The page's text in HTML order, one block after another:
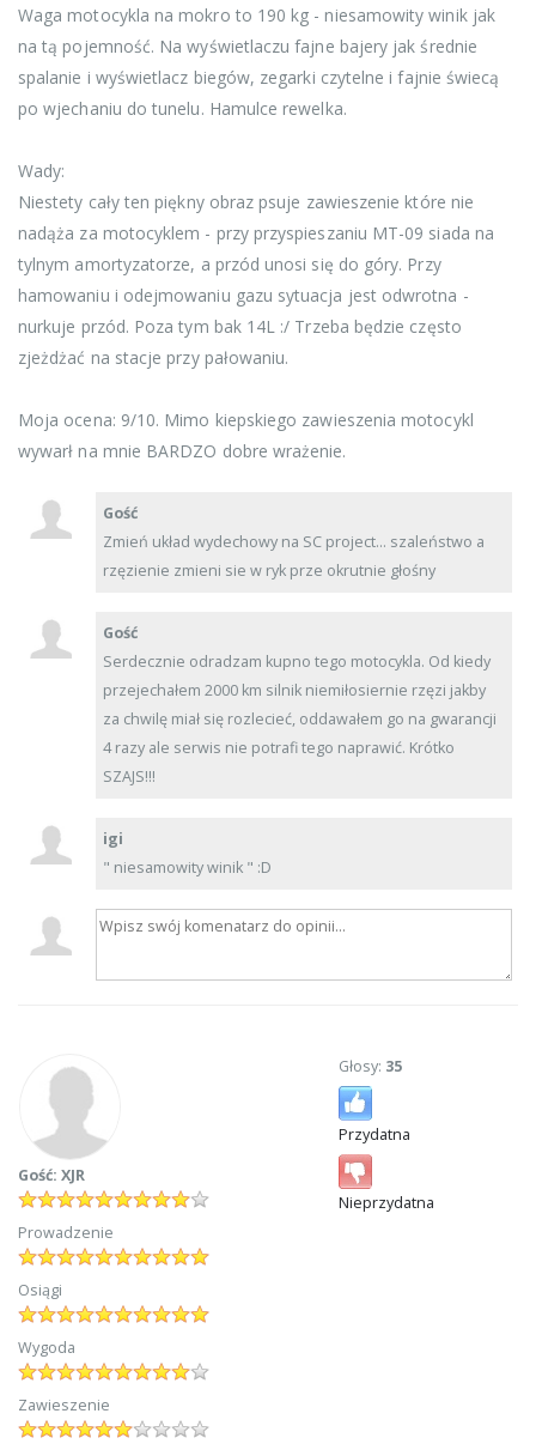
Waga motocykla na mokro to 190 kg - niesamowity winik jak
na tą pojemność. Na wyświetlaczu fajne bajery jak średnie
spalanie i wyświetlacz biegów, zegarki czytelne i fajnie świecą
po wjechaniu do tunelu. Hamulce rewelka.
Wady:
Niestety cały ten piękny obraz psuje zawieszenie które nie
nadąża za motocyklem - przy przyspieszaniu MT-09 siada na
tylnym amortyzatorze, a przód unosi się do góry. Przy
hamowaniu i odejmowaniu gazu sytuacja jest odwrotna -
nurkuje przód. Poza tym bak 14L :/ Trzeba będzie często
zjeżdżać na stacje przy pałowaniu.
Moja ocena: 9/10. Mimo kiepskiego zawieszenia motocykl
wywarł na mnie BARDZO dobre wrażenie.
Gość
Zmień układ wydechowy na SC project... szaleństwo a
rzęzienie zmieni sie w ryk prze okrutnie głośny
Gość
Serdecznie odradzam kupno tego motocykla. Od kiedy
przejechałem 2000 km silnik niemiłosiernie rzęzi jakby
za chwilę miał się rozlecieć, oddawałem go na gwarancji
4 razy ale serwis nie potrafi tego naprawić. Krótko
SZAJS!!!
igi
" niesamowity winik " :D
Gość: XJR
Prowadzenie
Osiągi
Wygoda
Zawieszenie
Głosy: 35
Przydatna
Nieprzydatna